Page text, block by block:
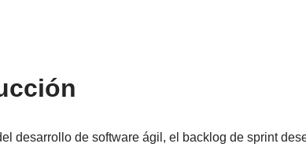
desarrollo de software ágil, el backlog de sprint